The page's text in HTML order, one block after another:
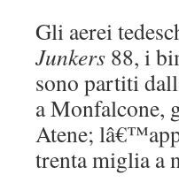
Gli aerei
Junkers 88, i
sono partiti
a Monfalcone,
Atene;
trenta miglia a